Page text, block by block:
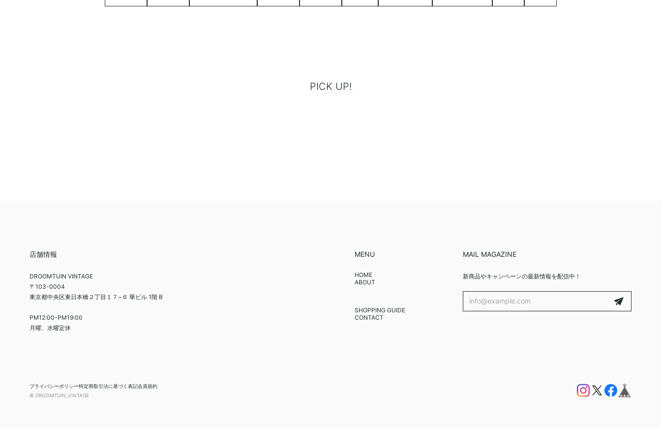
PICK UP!
店舗情報
DROOMTUIN VINTAGE
〒103-0004
東京都中央区東日本橋２丁目１７−６ 華ビル 1階 B
PM12:00-PM19:00
月曜、水曜定休
MENU
HOME
ABOUT
SHOPPING GUIDE
CONTACT
MAIL MAGAZINE
新商品やキャンペーンの最新情報を配信中！
プライバシーポリシー特定商取引法に基づく表記会員規約
© DROOMTUIN_VINTAGE